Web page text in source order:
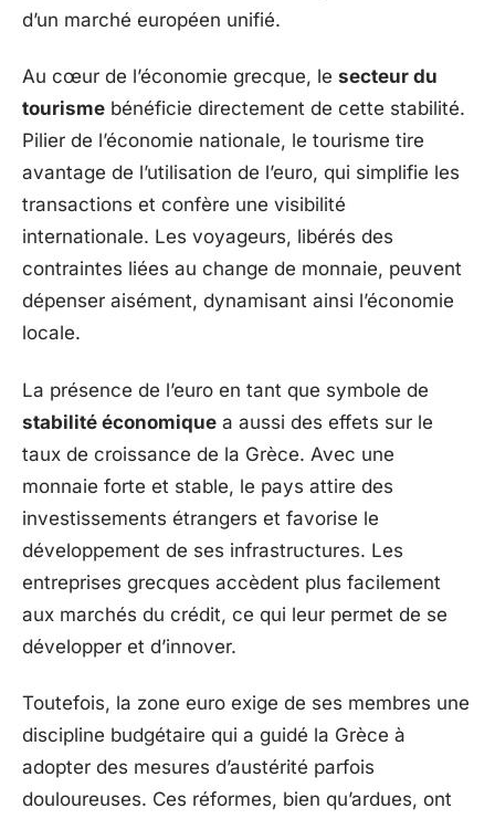
d’un marché européen unifié.
Au cœur de l’économie grecque, le secteur du
tourisme bénéficie directement de cette stabilité.
Pilier de l’économie nationale, le tourisme tire
avantage de l’utilisation de l’euro, qui simplifie les
transactions et confère une visibilité
internationale. Les voyageurs, libérés des
contraintes liées au change de monnaie, peuvent
dépenser aisément, dynamisant ainsi l’économie
locale.
La présence de l’euro en tant que symbole de
stabilité économique a aussi des effets sur le
taux de croissance de la Grèce. Avec une
monnaie forte et stable, le pays attire des
investissements étrangers et favorise le
développement de ses infrastructures. Les
entreprises grecques accèdent plus facilement
aux marchés du crédit, ce qui leur permet de se
développer et d’innover.
Toutefois, la zone euro exige de ses membres une
discipline budgétaire qui a guidé la Grèce à
adopter des mesures d’austérité parfois
douloureuses. Ces réformes, bien qu’ardues, ont